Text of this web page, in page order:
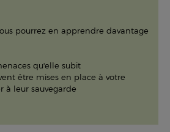
pourrez en apprendre davantage
qu'elle subit
être mises en place à votre
à leur sauvegarde